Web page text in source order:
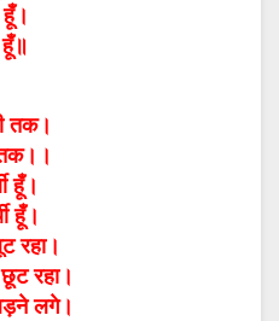
तक।
तक।।
हूँ।
हूँ।
रहा।
रहा।
लगे।